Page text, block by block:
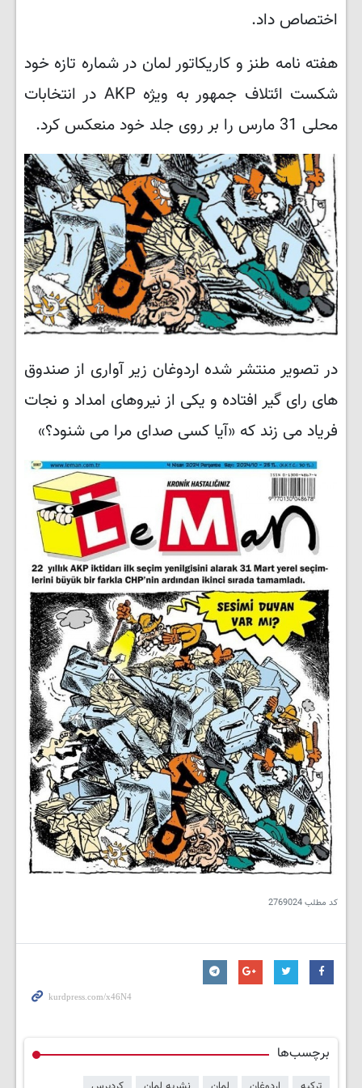
اختصاص داد.
هفته نامه طنز و کاریکاتور لمان در شماره تازه خود
شکست ائتلاف جمهور به ویژه AKP در انتخابات
محلی 31 مارس را بر روی جلد خود منعکس کرد.
در تصویر منتشر شده اردوغان زیر آواری از صندوق
های رای گیر افتاده و یکی از نیروهای امداد و نجات
فریاد می زند که «آیا کسی صدای مرا می شنود؟»
کد مطلب2769024
برچسب‌ها